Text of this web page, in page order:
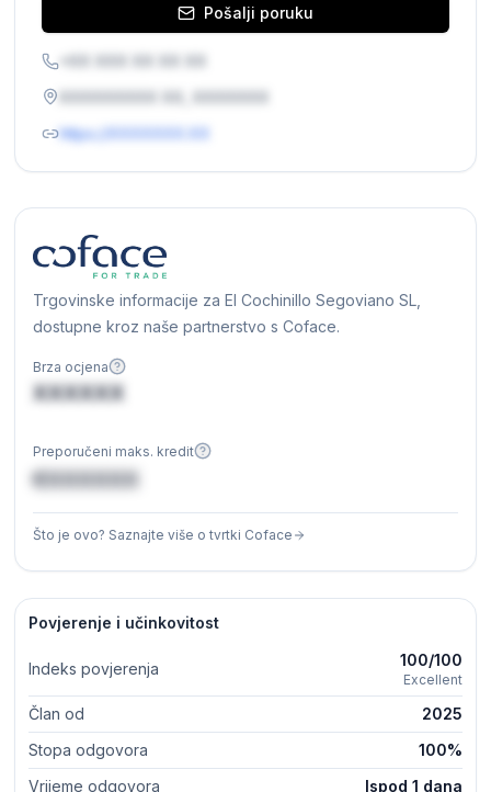
Pošalji poruku
https://XXXXXXX.XX
Trgovinske informacije za El Cochinillo Segoviano SL,
dostupne kroz naše partnerstvo s Coface.
Brza ocjena
XXXXXX
Preporučeni maks. kredit
€XXXXXX
Što je ovo? Saznajte više o tvrtki Coface
Povjerenje i učinkovitost
Indeks povjerenja 100/100
Excellent
Član od
2025
Stopa odgovora
100%
Vrijeme odgovora
Ispod 1 dana